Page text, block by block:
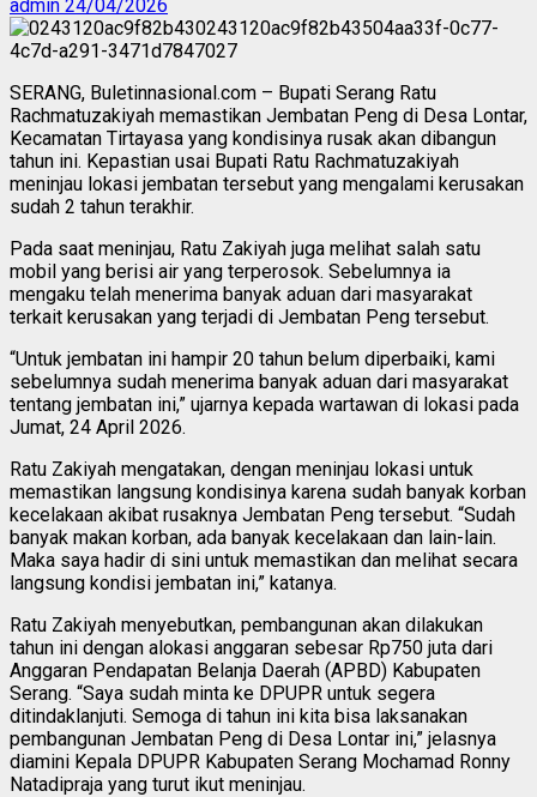
admin 24/04/2026
SERANG, Buletinnasional.com – Bupati Serang Ratu
Rachmatuzakiyah memastikan Jembatan Peng di Desa Lontar,
Kecamatan Tirtayasa yang kondisinya rusak akan dibangun
tahun ini. Kepastian usai Bupati Ratu Rachmatuzakiyah
meninjau lokasi jembatan tersebut yang mengalami kerusakan
sudah 2 tahun terakhir.
Pada saat meninjau, Ratu Zakiyah juga melihat salah satu
mobil yang berisi air yang terperosok. Sebelumnya ia
mengaku telah menerima banyak aduan dari masyarakat
terkait kerusakan yang terjadi di Jembatan Peng tersebut.
“Untuk jembatan ini hampir 20 tahun belum diperbaiki, kami
sebelumnya sudah menerima banyak aduan dari masyarakat
tentang jembatan ini,” ujarnya kepada wartawan di lokasi pada
Jumat, 24 April 2026.
Ratu Zakiyah mengatakan, dengan meninjau lokasi untuk
memastikan langsung kondisinya karena sudah banyak korban
kecelakaan akibat rusaknya Jembatan Peng tersebut. “Sudah
banyak makan korban, ada banyak kecelakaan dan lain-lain.
Maka saya hadir di sini untuk memastikan dan melihat secara
langsung kondisi jembatan ini,” katanya.
Ratu Zakiyah menyebutkan, pembangunan akan dilakukan
tahun ini dengan alokasi anggaran sebesar Rp750 juta dari
Anggaran Pendapatan Belanja Daerah (APBD) Kabupaten
Serang. “Saya sudah minta ke DPUPR untuk segera
ditindaklanjuti. Semoga di tahun ini kita bisa laksanakan
pembangunan Jembatan Peng di Desa Lontar ini,” jelasnya
diamini Kepala DPUPR Kabupaten Serang Mochamad Ronny
Natadipraja yang turut ikut meninjau.